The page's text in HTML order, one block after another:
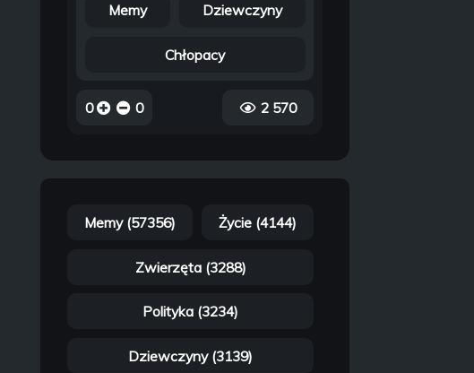
Memy Dziewczyny
Chłopacy
0 0 2 570
Memy (57356) Życie (4144)
Zwierzęta (3288)
Polityka (3234)
Dziewczyny (3139)